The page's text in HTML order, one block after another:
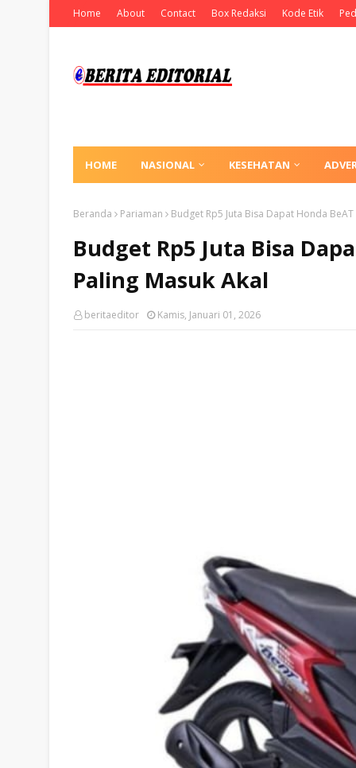
Home About Contact Box Redaksi Kode Etik
HOME NASIONAL KESEHATAN
Beranda Pariaman Budget Rp5 Juta Bisa Dapat Honda
Budget Rp5 Juta Bisa
Paling Masuk Akal
beritaeditor Kamis, Januari 01, 2026